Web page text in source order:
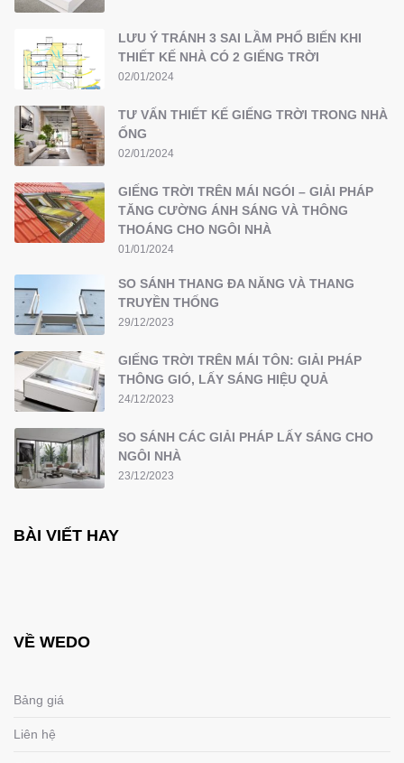
LƯU Ý TRÁNH 3 SAI LẦM PHỔ BIẾN KHI
THIẾT KẾ NHÀ CÓ 2 GIẾNG TRỜI
02/01/2024
TƯ VẤN THIẾT KẾ GIẾNG TRỜI TRONG NHÀ
ỐNG
02/01/2024
GIẾNG TRỜI TRÊN MÁI NGÓI – GIẢI PHÁP
TĂNG CƯỜNG ÁNH SÁNG VÀ THÔNG
THOÁNG CHO NGÔI NHÀ
01/01/2024
SO SÁNH THANG ĐA NĂNG VÀ THANG
TRUYỀN THỐNG
29/12/2023
GIẾNG TRỜI TRÊN MÁI TÔN: GIẢI PHÁP
THÔNG GIÓ, LẤY SÁNG HIỆU QUẢ
24/12/2023
SO SÁNH CÁC GIẢI PHÁP LẤY SÁNG CHO
NGÔI NHÀ
23/12/2023
BÀI VIẾT HAY
VỀ WEDO
Bảng giá
Liên hệ